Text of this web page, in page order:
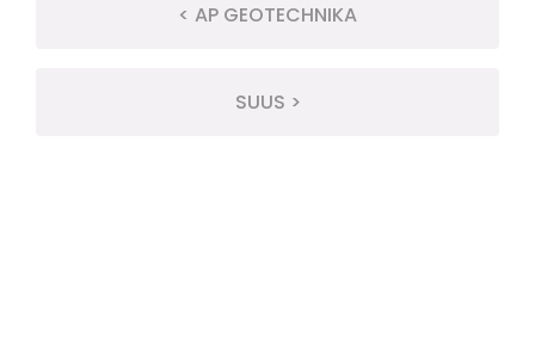
< AP GEOTECHNIKA
SUUS >